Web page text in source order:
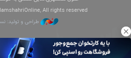
All rights reserved
طراحی و تولید: